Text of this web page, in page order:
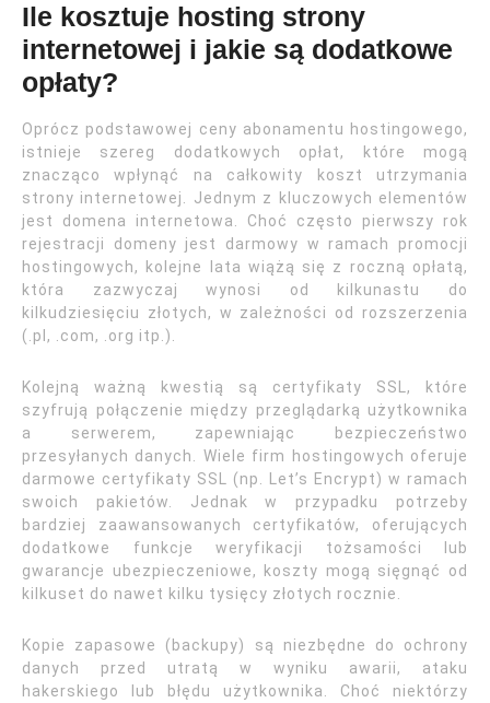
Ile kosztuje hosting strony
internetowej i jakie są dodatkowe
opłaty?
Oprócz podstawowej ceny abonamentu hostingowego,
istnieje szereg dodatkowych opłat, które mogą
znacząco wpłynąć na całkowity koszt utrzymania
strony internetowej. Jednym z kluczowych elementów
jest domena internetowa. Choć często pierwszy rok
rejestracji domeny jest darmowy w ramach promocji
hostingowych, kolejne lata wiążą się z roczną opłatą,
która zazwyczaj wynosi od kilkunastu do
kilkudziesięciu złotych, w zależności od rozszerzenia
(.pl, .com, .org itp.).
Kolejną ważną kwestią są certyfikaty SSL, które
szyfrują połączenie między przeglądarką użytkownika
a serwerem, zapewniając bezpieczeństwo
przesyłanych danych. Wiele firm hostingowych oferuje
darmowe certyfikaty SSL (np. Let’s Encrypt) w ramach
swoich pakietów. Jednak w przypadku potrzeby
bardziej zaawansowanych certyfikatów, oferujących
dodatkowe funkcje weryfikacji tożsamości lub
gwarancje ubezpieczeniowe, koszty mogą sięgnąć od
kilkuset do nawet kilku tysięcy złotych rocznie.
Kopie zapasowe (backupy) są niezbędne do ochrony
danych przed utratą w wyniku awarii, ataku
hakerskiego lub błędu użytkownika. Choć niektórzy